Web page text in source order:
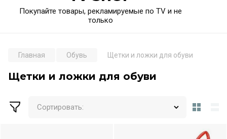
Покупайте товары, рекламируемые по TV и не
только
Главная Обувь Щетки и ложки для обуви
Щетки и ложки для обуви
Сортировать: